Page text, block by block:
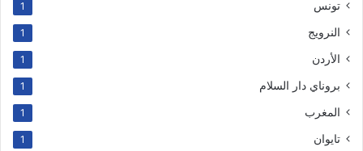
تونس 1
النرويج 1
الأردن 1
بروناي دار السلام 1
المغرب 1
تايوان 1